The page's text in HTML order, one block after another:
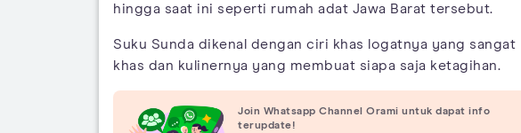
hingga saat ini seperti rumah adat Jawa Barat tersebut.
Suku Sunda dikenal dengan ciri khas logatnya yang sangat
khas dan kulinernya yang membuat siapa saja ketagihan.
Join Whatsapp Channel Orami untuk dapat info
terupdate!